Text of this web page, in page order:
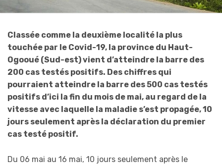
Classée comme la deuxième localité la plus
touchée par le Covid-19, la province du Haut-
Ogooué (Sud-est) vient d’atteindre la barre des
200 cas testés positifs. Des chiffres qui
pourraient atteindre la barre des 500 cas testés
positifs d’ici la fin du mois de mai, au regard de la
vitesse avec laquelle la maladie s’est propagée, 10
jours seulement après la déclaration du premier
cas testé positif.
Du 06 mai au 16 mai, 10 jours seulement après le